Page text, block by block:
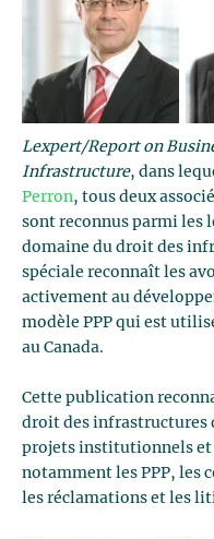
Lexpert/Report on
Infrastructure, dans
Perron, tous deux
sont reconnus parmi les
domaine du droit des
spéciale reconnaît les
activement au
modèle PPP qui est
au Canada.
Cette publication
droit des infrastructures
projets institutionnels
notamment les PPP, les
les réclamations et les